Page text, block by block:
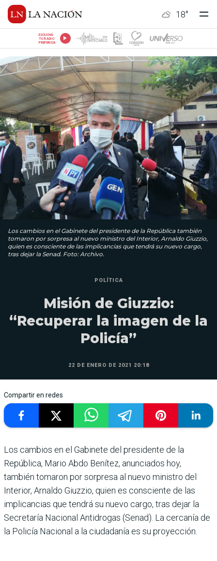
18°
ESCUCHÁ
TU RADIO
PREFERIDA
Los cambios en el Gabinete del presidente de la República también
tomaron por sorpresa al nuevo ministro del Interior, Arnaldo Giuzzio,
quien es consciente de las implicancias que tendrá su nuevo cargo,
tras dejar la Senad. Foto: Archivo.
POLÍTICA
Misión de Giuzzio:
“Recuperar la imagen de la
Policía”
22 DE ENERO DE 2021 20:18
Compartir en redes
Los cambios en el Gabinete del presidente de la
República, Mario Abdo Benítez, anunciados hoy,
también tomaron por sorpresa al nuevo ministro del
Interior, Arnaldo Giuzzio, quien es consciente de las
implicancias que tendrá su nuevo cargo, tras dejar la
Secretaría Nacional Antidrogas (Senad). La cercanía de
la Policía Nacional a la ciudadanía es su proyección.